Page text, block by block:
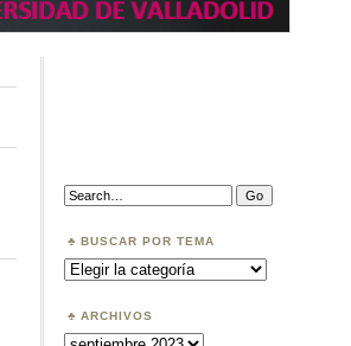
Search:
BUSCAR POR TEMA
Buscar
por
ARCHIVOS
Archivos